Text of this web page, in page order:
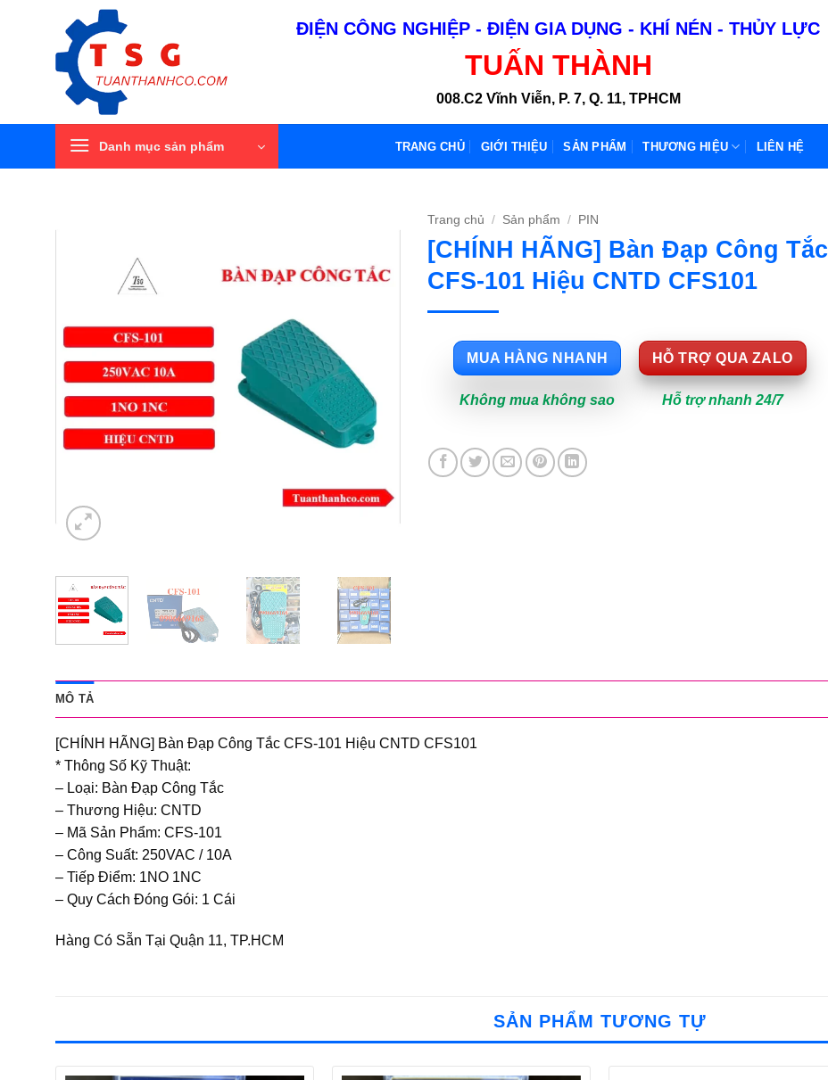
ĐIỆN CÔNG NGHIỆP - ĐIỆN GIA DỤNG - KHÍ NÉN - THỦY LỰC
TUẤN THÀNH
008.C2 Vĩnh Viễn, P. 7, Q. 11, TPHCM
Danh mục sản phẩm TRANG CHỦ GIỚI THIỆU SẢN PHẨM THƯƠNG HIỆU LIÊN HỆ
Trang chủ / Sản phẩm / PIN
[CHÍNH HÃNG] Bàn Đạp Công Tắc
CFS-101 Hiệu CNTD CFS101
MUA HÀNG NHANH
Không mua không sao
HỖ TRỢ QUA ZALO
Hỗ trợ nhanh 24/7
MÔ TẢ
[CHÍNH HÃNG] Bàn Đạp Công Tắc CFS-101 Hiệu CNTD CFS101
* Thông Số Kỹ Thuật:
– Loại: Bàn Đạp Công Tắc
– Thương Hiệu: CNTD
– Mã Sản Phẩm: CFS-101
– Công Suất: 250VAC / 10A
– Tiếp Điểm: 1NO 1NC
– Quy Cách Đóng Gói: 1 Cái
Hàng Có Sẵn Tại Quận 11, TP.HCM
SẢN PHẨM TƯƠNG TỰ